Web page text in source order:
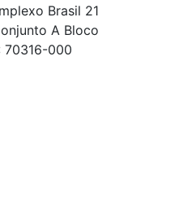
Brasil 21
A Bloco
70316-000